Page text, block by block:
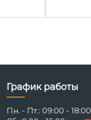
График работы
Пн. - Пт.: 09:00 - 18:00